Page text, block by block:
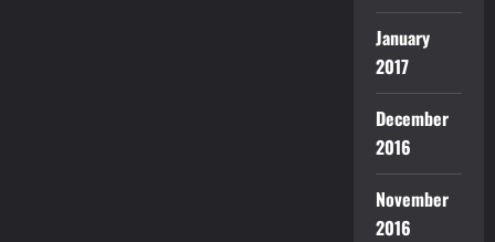
January
2017
December
2016
November
2016